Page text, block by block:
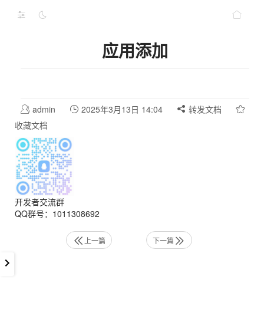
应用添加
admin 2025年3月13日 14:04
转发文档
收藏文档
开发者交流群
QQ群号：1011308692
上一篇 下一篇